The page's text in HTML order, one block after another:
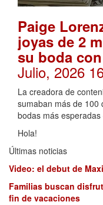
Paige
joyas de 2
su boda
Julio, 2026
La creadora de
sumaban más de 100
bodas más
Hola!
Últimas noticias
Video: el debut de
Familias buscan
fin de vacaciones